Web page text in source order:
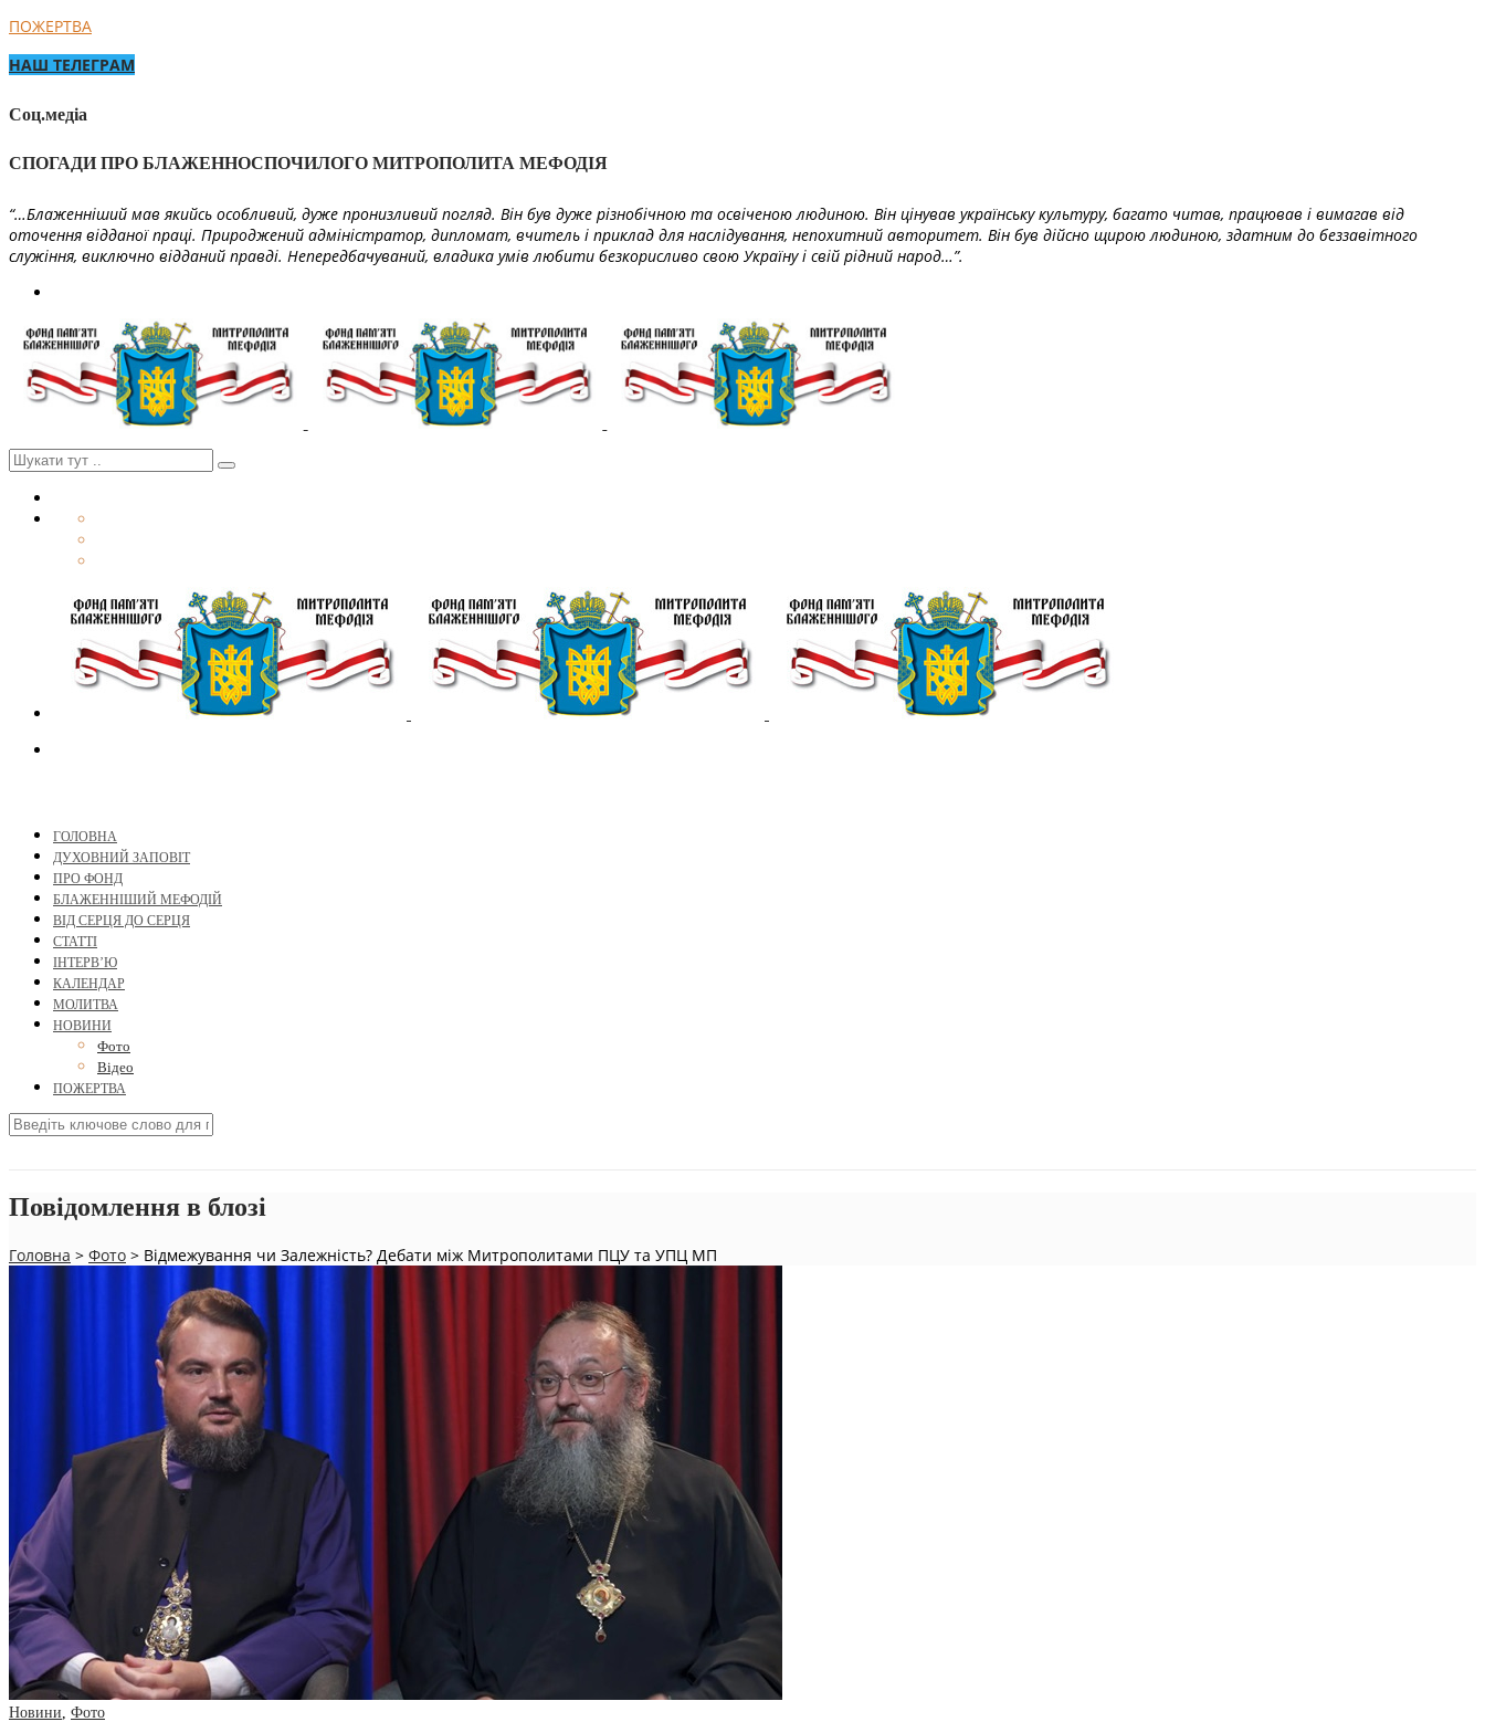
ПОЖЕРТВА
НАШ ТЕЛЕГРАМ
Соц.медіа
СПОГАДИ ПРО БЛАЖЕННОСПОЧИЛОГО МИТРОПОЛИТА МЕФОДІЯ
“…Блаженніший мав якийсь особливий, дуже пронизливий погляд. Він був дуже різнобічною та освіченою людиною. Він цінував українську культуру, багато читав, працював і вимагав від
оточення відданої праці. Природжений адміністратор, дипломат, вчитель і приклад для наслідування, непохитний авторитет. Він був дійсно щирою людиною, здатним до беззавітного
служіння, виключно відданий правді. Непередбачуваний, владика умів любити безкорисливо свою Україну і свій рідний народ…”.
ГОЛОВНА
ДУХОВНИЙ ЗАПОВІТ
ПРО ФОНД
БЛАЖЕННІШИЙ МЕФОДІЙ
ВІД СЕРЦЯ ДО СЕРЦЯ
СТАТТІ
ІНТЕРВ’Ю
КАЛЕНДАР
МОЛИТВА
НОВИНИ
Фото
Відео
ПОЖЕРТВА
Повідомлення в блозі
Головна > Фото > Відмежування чи Залежність? Дебати між Митрополитами ПЦУ та УПЦ МП
Новини Фото